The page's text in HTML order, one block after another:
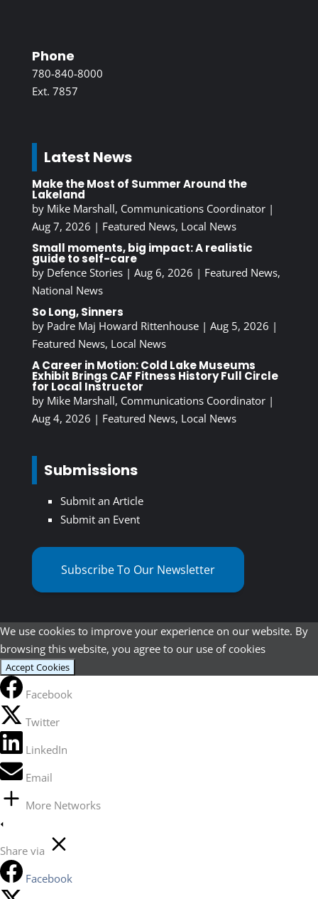
Phone
780-840-8000
Ext. 7857
Latest News
Make the Most of Summer Around the
Lakeland
by Mike Marshall, Communications Coordinator|
Aug 7, 2026 | Featured News, Local News
Small moments, big impact: A realistic
guide to self-care
by Defence Stories| Aug 6, 2026 | Featured News,
National News
So Long, Sinners
by Padre Maj Howard Rittenhouse| Aug 5, 2026 |
Featured News, Local News
A Career in Motion: Cold Lake Museums
Exhibit Brings CAF Fitness History Full Circle
for Local Instructor
by Mike Marshall, Communications Coordinator|
Aug 4, 2026 | Featured News, Local News
Submissions
Submit an Article
Submit an Event
Subscribe To Our Newsletter
We use cookies to improve your experience on our website. By
browsing this website, you agree to our use of cookies
Accept Cookies
Facebook
Twitter
LinkedIn
Email
More Networks
Share via
Facebook